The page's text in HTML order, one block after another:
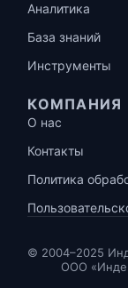
Аналитика
База знаний
Инструменты
КОМПАНИЯ
О нас
Контакты
Политика
© 2004–2025
ООО